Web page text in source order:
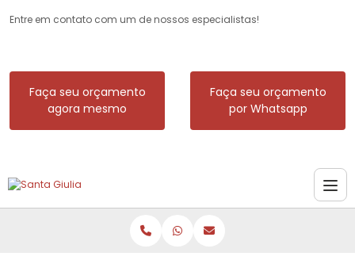
Entre em contato com um de nossos especialistas!
Faça seu orçamento
agora mesmo
Faça seu orçamento
por Whatsapp